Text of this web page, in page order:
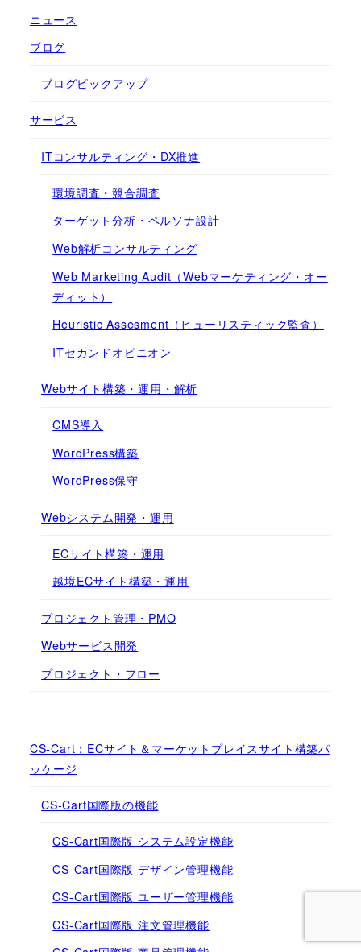
ニュース
ブログ
ブログピックアップ
サービス
ITコンサルティング・DX推進
環境調査・競合調査
ターゲット分析・ペルソナ設計
Web解析コンサルティング
Web Marketing Audit（Webマーケティング・オー
ディット）
Heuristic Assesment（ヒューリスティック監査）
ITセカンドオピニオン
Webサイト構築・運用・解析
CMS導入
WordPress構築
WordPress保守
Webシステム開発・運用
ECサイト構築・運用
越境ECサイト構築・運用
プロジェクト管理・PMO
Webサービス開発
プロジェクト・フロー
CS-Cart：ECサイト＆マーケットプレイスサイト構築パ
ッケージ
CS-Cart国際版の機能
CS-Cart国際版 システム設定機能
CS-Cart国際版 デザイン管理機能
CS-Cart国際版 ユーザー管理機能
CS-Cart国際版 注文管理機能